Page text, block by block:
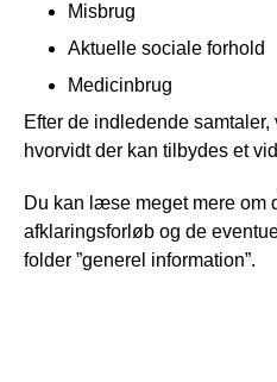
Misbrug
Aktuelle sociale forhold
Medicinbrug
Efter de indledende
hvorvidt der kan tilbydes et
Du kan læse meget mere om
afklaringsforløb og de
folder ”generel information”.